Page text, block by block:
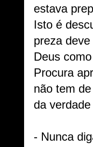
estava
Isto é
preza
Deus
Procura
não tem
da
- Nunca